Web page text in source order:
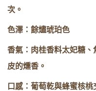
次。
色澤：餘燼琥珀色
香氣：肉桂香料太妃糖
皮的燻香。
口感：葡萄乾與蜂蜜核